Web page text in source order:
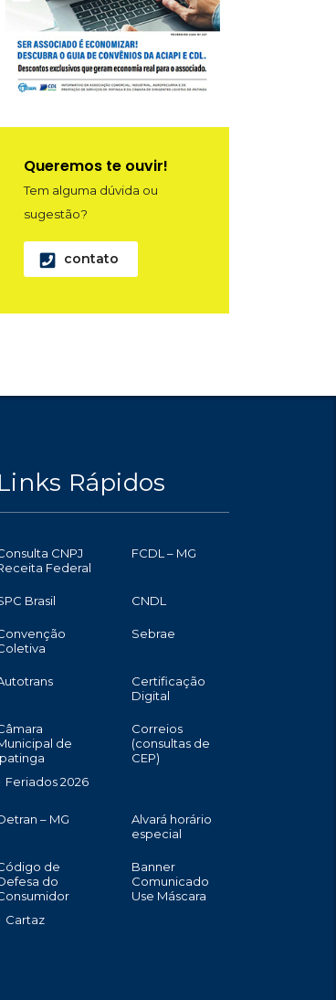
Queremos te ouvir!
Tem alguma dúvida ou
sugestão?
contato
Links Rápidos
CNPJ
Federal
FCDL – MG
Brasil CNDL
Sebrae
Certificação
Digital
de
Feriados 2026
Correios
(consultas de
CEP)
– MG
Alvará horário
especial
de
do
Cartaz
Banner
Comunicado
Use Máscara